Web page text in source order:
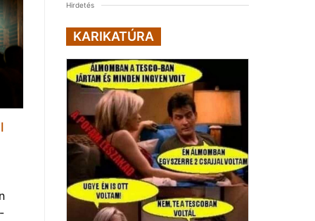
Hirdetés
KARIKATÚRA